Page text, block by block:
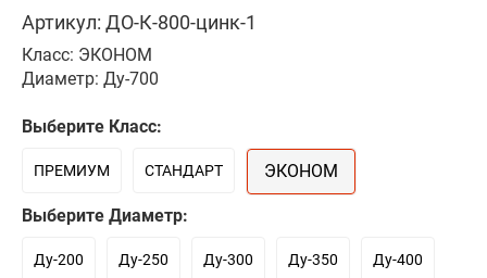
Артикул: ДО-К-800-цинк-1
Класс: ЭКОНОМ
Диаметр: Ду-700
Выберите Класс:
ПРЕМИУМ СТАНДАРТ ЭКОНОМ
Выберите Диаметр:
Ду-200 Ду-250 Ду-300 Ду-350 Ду-400